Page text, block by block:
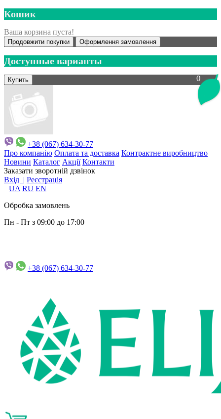
Кошик
Ваша корзина пуста!
Продовжити покупки Оформлення замовлення
0
Доступные варианты
+38 (067) 634-30-77
Про компанію Оплата та доставка Контрактне виробництво
Новини Каталог Акції Контакти
Заказати зворотній дзвінок
Вхід | Реєстрація
UA RU EN
Обробка замовлень
Пн - Пт з 09:00 до 17:00
+38 (067) 634-30-77